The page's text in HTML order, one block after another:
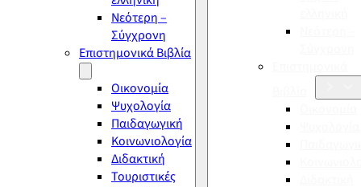
Νεότερη –
Σύγχρονη
Επιστημονικά Βιβλία
Οικονομία
Ψυχολογία
Παιδαγωγική
Κοινωνιολογία
Διδακτική
Τουριστικές